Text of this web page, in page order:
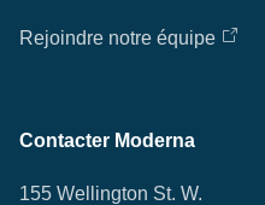
Rejoindre notre équipe
Contacter Moderna
155 Wellington St. W.